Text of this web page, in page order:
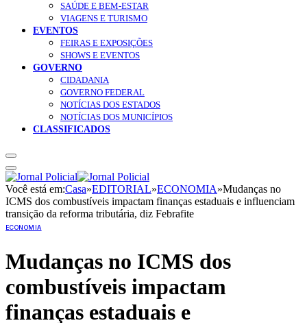
SAÚDE E BEM-ESTAR
VIAGENS E TURISMO
EVENTOS
FEIRAS E EXPOSIÇÕES
SHOWS E EVENTOS
GOVERNO
CIDADANIA
GOVERNO FEDERAL
NOTÍCIAS DOS ESTADOS
NOTÍCIAS DOS MUNICÍPIOS
CLASSIFICADOS
Você está em:Casa»EDITORIAL»ECONOMIA»Mudanças no
ICMS dos combustíveis impactam finanças estaduais e influenciam
transição da reforma tributária, diz Febrafite
ECONOMIA
Mudanças no ICMS dos
combustíveis impactam
finanças estaduais e